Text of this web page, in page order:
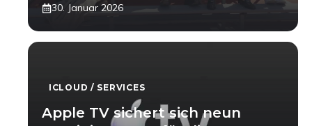
30. Januar 2026
ICLOUD / SERVICES
Apple TV sichert sich neun